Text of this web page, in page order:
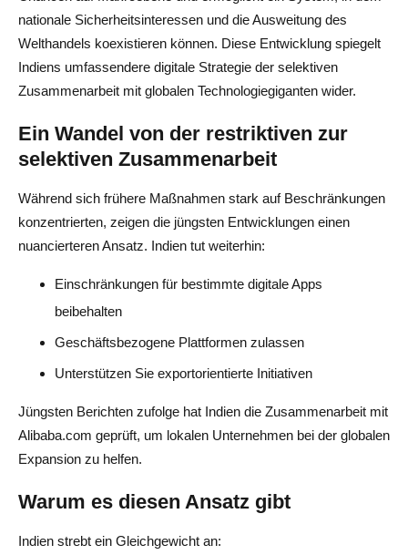
nationale Sicherheitsinteressen und die Ausweitung des
Welthandels koexistieren können. Diese Entwicklung spiegelt
Indiens umfassendere digitale Strategie der selektiven
Zusammenarbeit mit globalen Technologiegiganten wider.
Ein Wandel von der restriktiven zur
selektiven Zusammenarbeit
Während sich frühere Maßnahmen stark auf Beschränkungen
konzentrierten, zeigen die jüngsten Entwicklungen einen
nuancierteren Ansatz. Indien tut weiterhin:
Einschränkungen für bestimmte digitale Apps
beibehalten
Geschäftsbezogene Plattformen zulassen
Unterstützen Sie exportorientierte Initiativen
Jüngsten Berichten zufolge hat Indien die Zusammenarbeit mit
Alibaba.com geprüft, um lokalen Unternehmen bei der globalen
Expansion zu helfen.
Warum es diesen Ansatz gibt
Indien strebt ein Gleichgewicht an: